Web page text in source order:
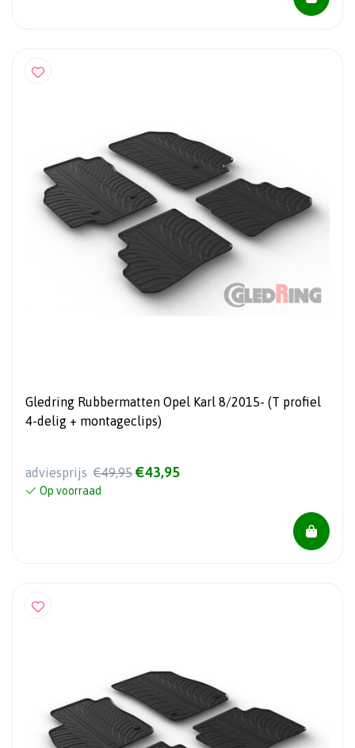
Gledring Rubbermatten Opel Karl 8/2015- (T profiel
4-delig + montageclips)
adviesprijs €49,95 €43,95
Op voorraad